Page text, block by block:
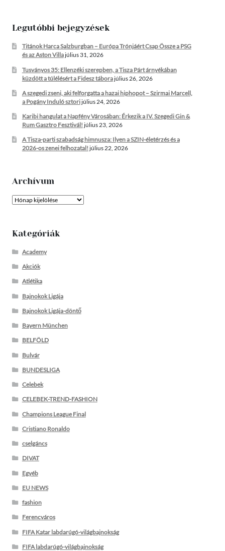
Legutóbbi bejegyzések
Titánok Harca Salzburgban – Európa Trónjáért Csap Össze a PSG
és az Aston Villajúlius 31, 2026
Tusványos 35: Ellenzéki szerepben, a Tisza Párt árnyékában
küzdött a túlélésért a Fidesz táborajúlius 26, 2026
A szegedi zseni, aki felforgatta a hazai hiphopot – Szirmai Marcell,
a Pogány Induló sztorijúlius 24, 2026
Karibi hangulat a Napfény Városában: Érkezik a IV. Szegedi Gin &
Rum Gasztro Fesztivál! július 23, 2026
A Tisza-parti szabadság himnusza: Ilyen a SZIN-életérzés és a
2026-os zenei felhozatal! július 22, 2026
Archívum
Archívum
Kategóriák
Academy
Akciók
Atlétika
Bajnokok Ligája
Bajnokok Ligája-döntő
Bayern München
BELFÖLD
Bulvár
BUNDESLIGA
Celebek
CELEBEK-TREND-FASHION
Champions League Final
Cristiano Ronaldo
cselgáncs
DIVAT
Egyéb
EU NEWS
fashion
Ferencváros
FIFA Katar labdarúgó-világbajnokság
FIFA labdarúgó-világbajnokság